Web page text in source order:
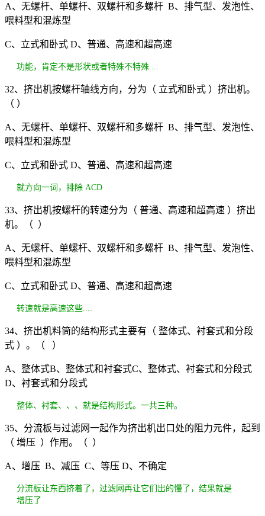
A、无螺杆、单螺杆、双螺杆和多螺杆 B、排气型、发泡性、
喂料型和混炼型
C、立式和卧式 D、普通、高速和超高速
功能，肯定不是形状或者特殊不特殊....
32、挤出机按螺杆轴线方向，分为（ 立式和卧式 ）挤出机。
（ ）
A、无螺杆、单螺杆、双螺杆和多螺杆 B、排气型、发泡性、
喂料型和混炼型
C、立式和卧式 D、普通、高速和超高速
就方向一词，排除 ACD
33、挤出机按螺杆的转速分为（ 普通、高速和超高速 ）挤出
机。（ ）
A、无螺杆、单螺杆、双螺杆和多螺杆 B、排气型、发泡性、
喂料型和混炼型
C、立式和卧式 D、普通、高速和超高速
转速就是高速这些....
34、挤出机料筒的结构形式主要有（ 整体式、衬套式和分段
式 ）。（ ）
A、整体式B、整体式和衬套式C、整体式、衬套式和分段式
D、衬套式和分段式
整体、衬套、、、就是结构形式。一共三种。
35、分流板与过滤网一起作为挤出机出口处的阻力元件，起到
（ 增压 ）作用。（ ）
A、增压 B、减压 C、等压 D、不确定
分流板让东西挤着了，过滤网再让它们出的慢了，结果就是
增压了